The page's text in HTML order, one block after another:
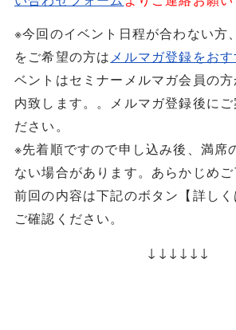
※今回のイベント日程が合わない方
をご希望の方はメルマガ登録をお
ベントはセミナーメルマガ会員の
内致します。。メルマガ登録後にご
ださい。
※先着順ですので申し込み後、満席
ない場合があります。あらかじめご
前回の内容は下記のボタン【詳し
ご確認ください。
↓↓↓↓↓↓